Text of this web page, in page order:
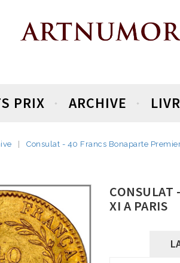
PRIX ARCHIVE
Consulat - 40 Francs Bonaparte
CONSULAT
XI A PARIS